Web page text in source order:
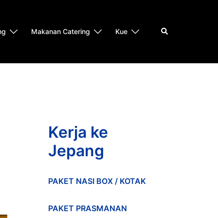
Makanan Catering Kue Search
Kerja ke
Jepang
PAKET NASI BOX / KOTAK
PAKET PRASMANAN